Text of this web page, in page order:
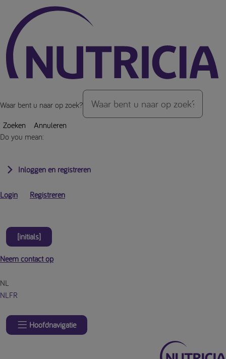
Over de inhoud van de pagina
Waar bent u naar op zoek?
Zoeken
Annuleren
Do you mean:
Inloggen en registreren
Login Registreren
[initials]
Neem contact op
NL
NLFR
Hoofdnavigatie